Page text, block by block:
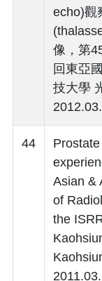
echo)觀
像，第
回東亞
技大學
44
Asian &
of
the